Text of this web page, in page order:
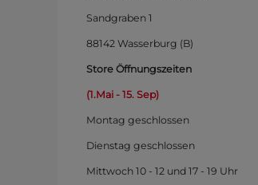
Sandgraben 1
88142 Wasserburg (B)
Store Öffnungszeiten
(1.Mai - 15. Sep)
Montag geschlossen
Dienstag geschlossen
Mittwoch 10 - 12 und 17 - 19 Uhr